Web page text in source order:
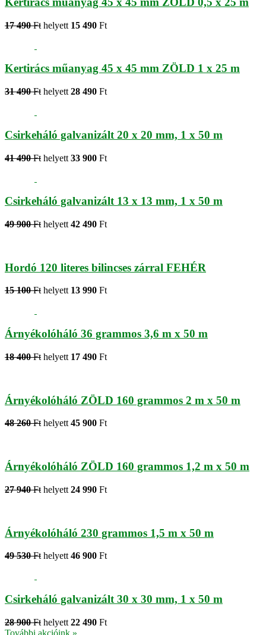
17 490 Ft helyett 15 490 Ft
Kertirács műanyag 45 x 45 mm ZÖLD 1 x 25 m
31 490 Ft helyett 28 490 Ft
Csirkeháló galvanizált 20 x 20 mm, 1 x 50 m
41 490 Ft helyett 33 900 Ft
Csirkeháló galvanizált 13 x 13 mm, 1 x 50 m
49 900 Ft helyett 42 490 Ft
Hordó 120 literes bilincses zárral FEHÉR
15 100 Fthelyett 13 990 Ft
Árnyékolóháló 36 grammos 3,6 m x 50 m
18 400 Ft helyett 17 490 Ft
Árnyékolóháló ZÖLD 160 grammos 2 m x 50 m
48 260 Ft helyett 45 900 Ft
Árnyékolóháló ZÖLD 160 grammos 1,2 m x 50 m
27 940 Ft helyett 24 990 Ft
Árnyékolóháló 230 grammos 1,5 m x 50 m
49 530 Ft helyett 46 900 Ft
Csirkeháló galvanizált 30 x 30 mm, 1 x 50 m
28 900 Ft helyett 22 490 Ft
További akcióink »